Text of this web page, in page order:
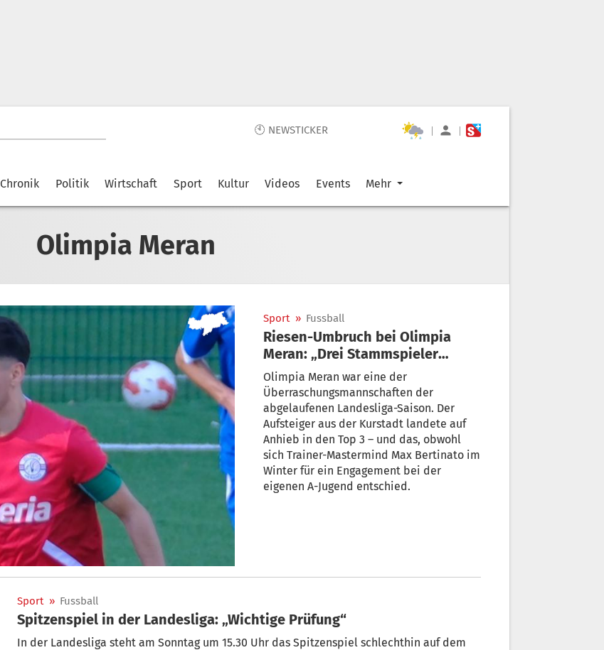
🕙 NEWSTICKER | |
Chronik Politik Wirtschaft Sport Kultur Videos Events Mehr
Olimpia Meran
Sport » Fussball
Riesen-Umbruch bei Olimpia
Meran: „Drei Stammspieler
bleiben“
Olimpia Meran war eine der
Überraschungsmannschaften der
abgelaufenen Landesliga-Saison. Der
Aufsteiger aus der Kurstadt landete auf
Anhieb in den Top 3 – und das, obwohl
sich Trainer-Mastermind Max Bertinato im
Winter für ein Engagement bei der
eigenen A-Jugend entschied.
Sport » Fussball
Spitzenspiel in der Landesliga: „Wichtige Prüfung“
In der Landesliga steht am Sonntag um 15.30 Uhr das Spitzenspiel schlechthin auf dem